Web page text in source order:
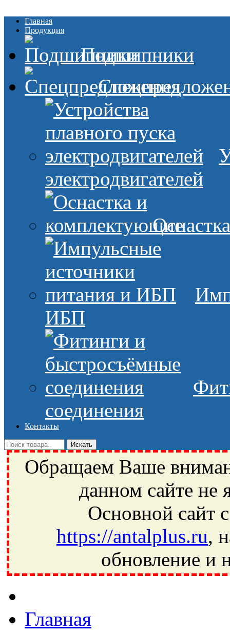
Главная
Продукция
Подшипники
электродвигателей
ИБП
соединения
Контакты
Обращаем Ваше
данном сайте не
Основной сайт
https://antalplus.ru,
обновление и
Ивантеевка, подшипники, пневматика, метизы, техника,
Главная